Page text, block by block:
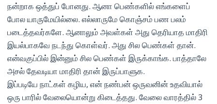
நன்றாக ஒத்துப் போனது. ஆனா பெண்களில் எங்களைப்
போல யாருமேயில்லை. எல்லாருமே கொஞ்சம் பண பலம்
படைத்தவர்களே. ஆனாலும் அவள்கள் அது தெரியாத மாதிரி
இயல்பாகவே நடந்து கொள்வர். அது சில பெண்கள் தான்.
என்வகுப்பில் இன்னும் சில பெண்கள் இருக்காங்க. பாத்தாலே
அசல் தேவடியா மாதிரி தான் இருப்பாளுக.
இப்படியே நாட்கள் கழிய, என் நண்பன் ஒருவனின் உதவியால்
ஒரு பாரில் வேலையொன்று கிடைத்தது. வேலை வாரத்தில் 3